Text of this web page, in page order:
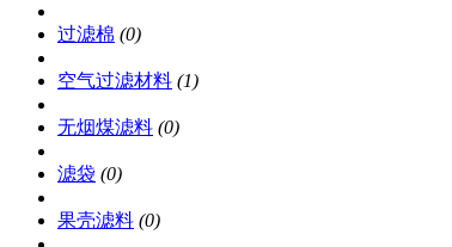
过滤棉 (0)
空气过滤材料 (1)
无烟煤滤料 (0)
滤袋 (0)
果壳滤料 (0)